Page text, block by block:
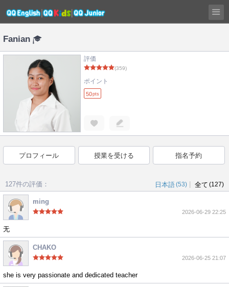
Fanian
評価
(359)
ポイント
50pts
プロフィール 授業を受ける 指名予約
127件の評価： 日本語(53) 全て (127)
ming
2026-06-29 22:25
无
CHAKO
2026-06-25 21:07
she is very passionate and dedicated teacher